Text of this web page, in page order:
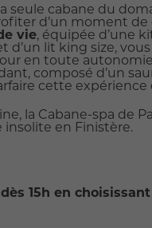
seule cabane du
d’un moment de
vie, équipée d’une
d’un lit king size,
en toute
composé d’un
cette
la Cabane-spa de
en Finistère.
15h en